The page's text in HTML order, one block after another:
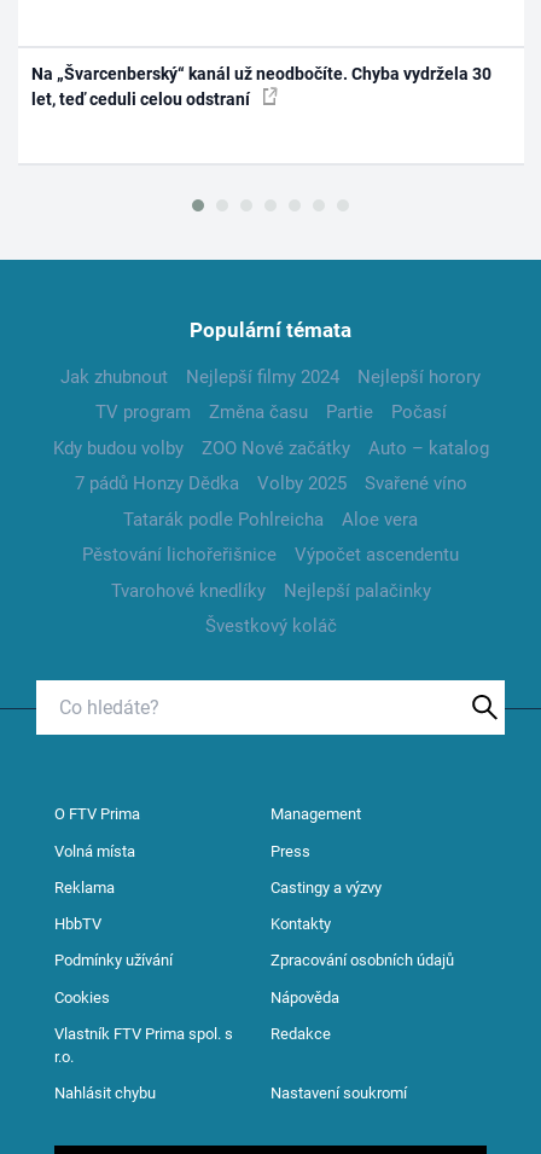
Na „Švarcenberský“ kanál už neodbočíte. Chyba vydržela 30
let, teď ceduli celou odstraní
Populární témata
Jak zhubnout Nejlepší filmy 2024
Nejlepší horory
TV program
Změna času Partie
Počasí
Kdy budou volby
ZOO Nové začátky
Auto – katalog
7 pádů Honzy Dědka
Volby 2025
Svařené víno
Tatarák podle Pohlreicha
Aloe vera
Pěstování lichořeřišnice
Výpočet ascendentu
Tvarohové knedlíky
Nejlepší palačinky
Švestkový koláč
O FTV Prima Management
Volná místa Press
Reklama Castingy a výzvy
HbbTV Kontakty
Podmínky užívání Zpracování osobních údajů
Cookies Nápověda
Vlastník FTV Prima spol. s
r.o.
Redakce
Nahlásit chybu Nastavení soukromí